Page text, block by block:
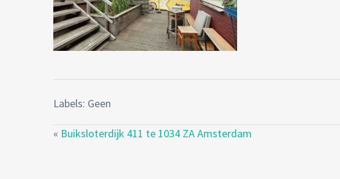
Labels: Geen
« Buiksloterdijk 411 te 1034 ZA Amsterdam